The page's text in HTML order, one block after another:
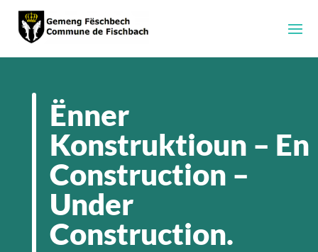
Ënner
Konstruktioun – En
Construction –
Under
Construction.